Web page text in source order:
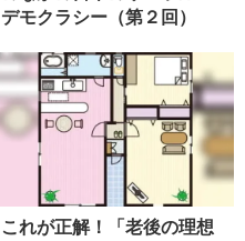
デモクラシー（第２回）
これが正解！「老後の理想